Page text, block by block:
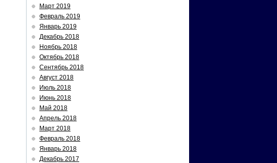
Март 2019
Февраль 2019
Январь 2019
Декабрь 2018
Ноябрь 2018
Октябрь 2018
Сентябрь 2018
Август 2018
Июль 2018
Июнь 2018
Май 2018
Апрель 2018
Март 2018
Февраль 2018
Январь 2018
Декабрь 2017